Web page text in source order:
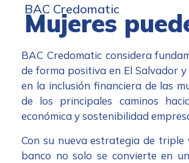
BAC Credomatic
Mujeres
BAC Credomatic considera
de forma positiva en El Salvador
en la inclusión financiera de las
de los principales caminos
económica y sostenibilidad
Con su nueva estrategia de triple
banco no solo se convierte en